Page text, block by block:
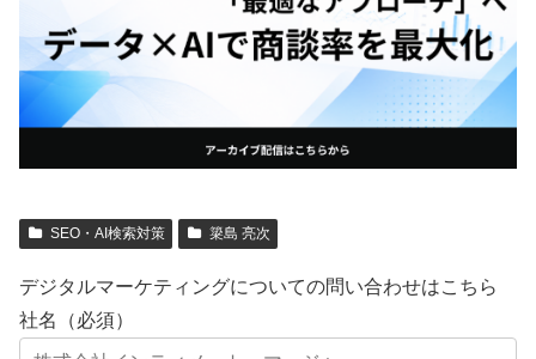
SEO・AI検索対策 簗島 亮次
デジタルマーケティングについての問い合わせはこちら
社名（必須）